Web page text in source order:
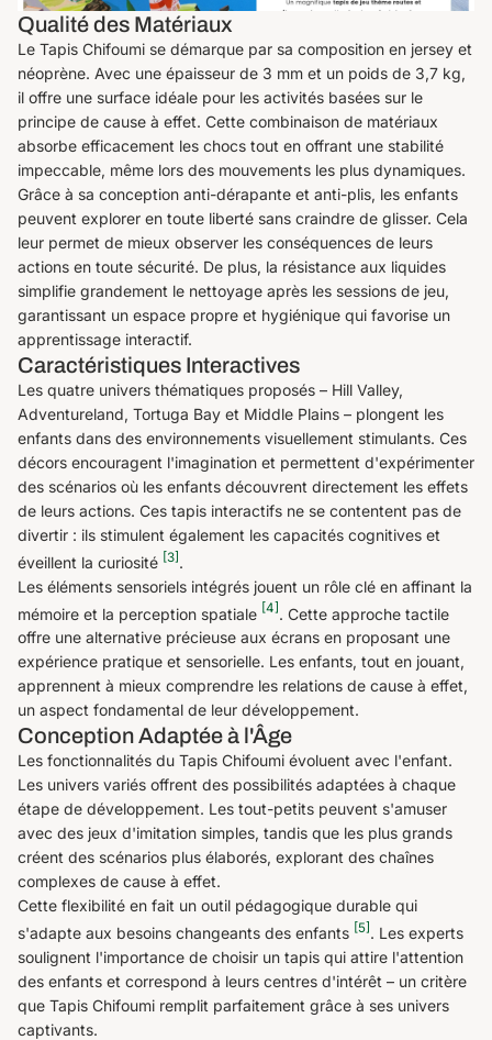
Qualité des Matériaux
Le Tapis Chifoumi se démarque par sa composition en jersey et
néoprène. Avec une épaisseur de 3 mm et un poids de 3,7 kg,
il offre une surface idéale pour les activités basées sur le
principe de cause à effet. Cette combinaison de matériaux
absorbe efficacement les chocs tout en offrant une stabilité
impeccable, même lors des mouvements les plus dynamiques.
Grâce à sa conception anti-dérapante et anti-plis, les enfants
peuvent explorer en toute liberté sans craindre de glisser. Cela
leur permet de mieux observer les conséquences de leurs
actions en toute sécurité. De plus, la résistance aux liquides
simplifie grandement le nettoyage après les sessions de jeu,
garantissant un espace propre et hygiénique qui favorise un
apprentissage interactif.
Caractéristiques Interactives
Les quatre univers thématiques proposés – Hill Valley,
Adventureland, Tortuga Bay et Middle Plains – plongent les
enfants dans des environnements visuellement stimulants. Ces
décors encouragent l'imagination et permettent d'expérimenter
des scénarios où les enfants découvrent directement les effets
de leurs actions. Ces tapis interactifs ne se contentent pas de
divertir : ils stimulent également les capacités cognitives et
éveillent la curiosité [3] .
Les éléments sensoriels intégrés jouent un rôle clé en affinant la
mémoire et la perception spatiale [4]
. Cette approche tactile
offre une alternative précieuse aux écrans en proposant une
expérience pratique et sensorielle. Les enfants, tout en jouant,
apprennent à mieux comprendre les relations de cause à effet,
un aspect fondamental de leur développement.
Conception Adaptée à l'Âge
Les fonctionnalités du Tapis Chifoumi évoluent avec l'enfant.
Les univers variés offrent des possibilités adaptées à chaque
étape de développement. Les tout-petits peuvent s'amuser
avec des jeux d'imitation simples, tandis que les plus grands
créent des scénarios plus élaborés, explorant des chaînes
complexes de cause à effet.
Cette flexibilité en fait un outil pédagogique durable qui
s'adapte aux besoins changeants des enfants [5] . Les experts
soulignent l'importance de choisir un tapis qui attire l'attention
des enfants et correspond à leurs centres d'intérêt – un critère
que Tapis Chifoumi remplit parfaitement grâce à ses univers
captivants.